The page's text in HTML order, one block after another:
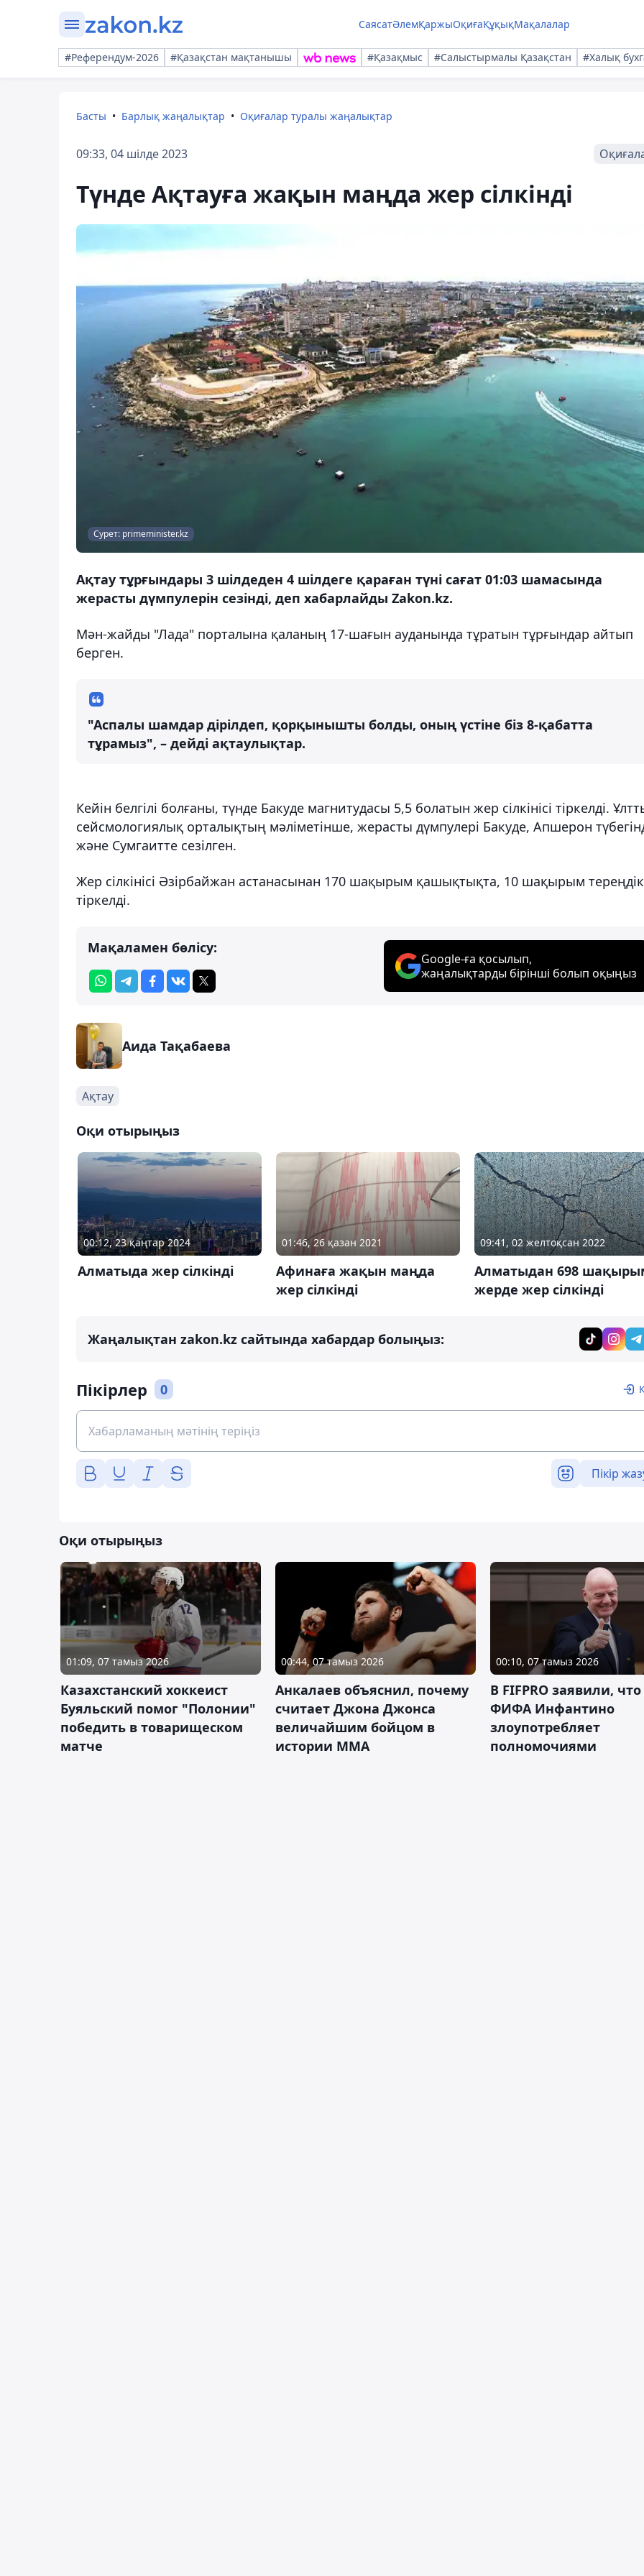
СаясатӘлемҚаржыОқиғаҚұқықМақалалар
#Референдум-2026 #Қазақстан мақтанышы #Қазақмыс #Салыстырмалы Қазақстан #Халық
Басты Барлық жаңалықтар Оқиғалар туралы жаңалықтар
09:33, 04 шілде 2023
Түнде Ақтауға жақын маңда жер сілкінді
Сурет: primeminister.kz
Ақтау тұрғындары 3 шілдеден 4 шілдеге қараған түні сағат 01:03 шамасында
жерасты дүмпулерін сезінді, деп хабарлайды Zakon.kz.
Мән-жайды "Лада" порталына қаланың 17-шағын ауданында тұратын тұрғындар айтып
берген.
"Аспалы шамдар дірілдеп, қорқынышты болды, оның үстіне біз 8-қабатта
тұрамыз", – дейді ақтаулықтар.
Кейін белгілі болғаны, түнде Бакуде магнитудасы 5,5 болатын жер сілкінісі тіркелді.
сейсмологиялық орталықтың мәліметінше, жерасты дүмпулері Бакуде, Апшерон
және Сумгаитте сезілген.
Жер сілкінісі Әзірбайжан астанасынан 170 шақырым қашықтықта, 10 шақырым
тіркелді.
Мақаламен бөлісу:
Google-ға қосылып,
жаңалықтарды бірінші болып оқыңыз
Аида Тақабаева
Ақтау
Оқи отырыңыз
00:12, 23 қаңтар 2024
Алматыда жер сілкінді
01:46, 26 қазан 2021
Афинаға жақын маңда
жер сілкінді
09:41, 02 желтоқсан 2022
Алматыдан 698
жерде жер сілкінді
Жаңалықтан zakon.kz сайтында хабардар болыңыз:
Пікірлер 0
Пікір
Оқи отырыңыз
01:09, 07 тамыз 2026
Казахстанский хоккеист
Буяльский помог "Полонии"
победить в товарищеском
матче
00:44, 07 тамыз 2026
Анкалаев объяснил, почему
считает Джона Джонса
величайшим бойцом в
истории ММА
00:10, 07 тамыз 2026
В FIFPRO заявили,
ФИФА Инфантино
злоупотребляет
полномочиями